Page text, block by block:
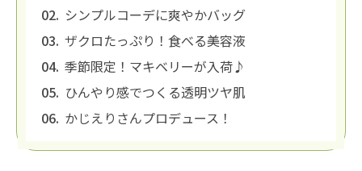
シンプルコーデに爽やかバッグ
ザクロたっぷり！食べる美容液
季節限定！マキベリーが入荷♪
ひんやり感でつくる透明ツヤ肌
かじえりさんプロデュース！